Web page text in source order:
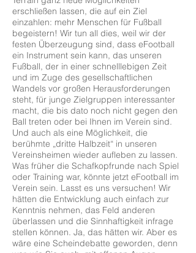
erschließen lassen, die auf ein Ziel
einzahlen: mehr Menschen für Fußball
begeistern! Wir tun all dies, weil wir der
festen Überzeugung sind, dass eFootball
ein Instrument sein kann, das unseren
Fußball, der in einer schnelllebigen Zeit
und im Zuge des gesellschaftlichen
Wandels vor großen Herausforderungen
steht, für junge Zielgruppen interessanter
macht, die bis dato noch nicht gegen den
Ball treten oder bei Ihnen im Verein sind.
Und auch als eine Möglichkeit, die
berühmte „dritte Halbzeit“ in unseren
Vereinsheimen wieder aufleben zu lassen.
Was früher die Schafkopfrunde nach Spiel
oder Training war, könnte jetzt eFootball im
Verein sein. Lasst es uns versuchen! Wir
hätten die Entwicklung auch einfach zur
Kenntnis nehmen, das Feld anderen
überlassen und die Sinnhaftigkeit infrage
stellen können. Ja, das hätten wir. Aber es
wäre eine Scheindebatte geworden, denn